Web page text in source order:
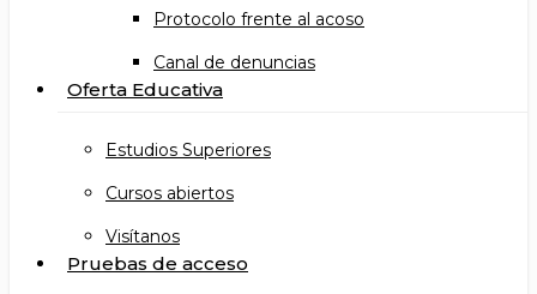
Protocolo frente al acoso
Canal de denuncias
Oferta Educativa
Estudios Superiores
Cursos abiertos
Visítanos
Pruebas de acceso